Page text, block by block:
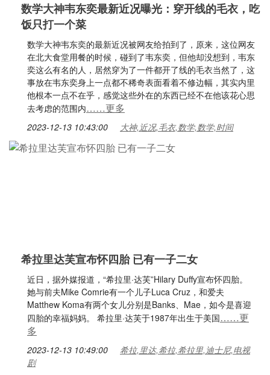
数学大神韦东奕最新近况曝光：穿开线的毛衣，吃
饭只打一个菜
数学大神韦东奕的最新近况被网友给拍到了，原来，这位网友
在北大食堂用餐的时候，碰到了韦东奕，但他却没想到，韦东
奕这么有名的人，居然穿为了一件都开了线的毛衣当然了，这
事放在韦东奕身上一点都不稀奇表面看着不修边幅，其实内里
他根本一点不在乎，感觉这些外在的东西已经不在他该花心思
去考虑的范围内……更多
2023-12-13 10:43:00 大神,近况,毛衣,数学,数学,时间
希拉里达芙宣布怀四胎 已有一子二女
近日，据外媒报道，“希拉里·达芙”Hilary Duffy宣布怀四胎。
她与前夫Mike Comrie有一个儿子Luca Cruz，和爱夫
Matthew Koma有两个女儿分别是Banks、Mae，如今是喜迎
四胎的幸福妈妈。 希拉里·达芙于1987年出生于美国……更
多
2023-12-13 10:49:00
希拉,里达,希拉,希拉里,迪士尼,电视
剧